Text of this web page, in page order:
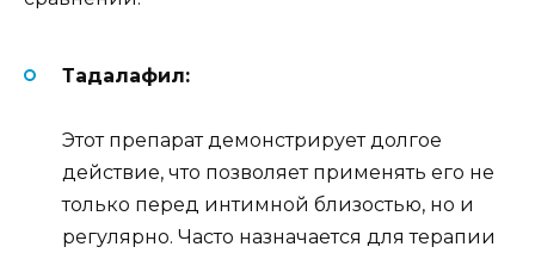
Тадалафил:
Этот препарат демонстрирует долгое
действие, что позволяет применять его не
только перед интимной близостью, но и
регулярно. Часто назначается для терапии